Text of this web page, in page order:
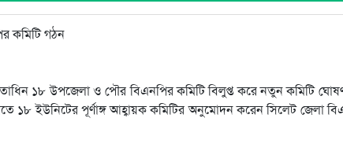
১৮ উপজেলা ও পৌর বিএনপির কমিটি বিলুপ্ত করে নতুন কমিটি
১৮ ইউনিটের পূর্ণাঙ্গ আহ্বায়ক কমিটির অনুমোদন করেন সিলেট জেলা